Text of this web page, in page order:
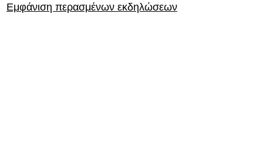
Εμφάνιση περασμένων εκδηλώσεων